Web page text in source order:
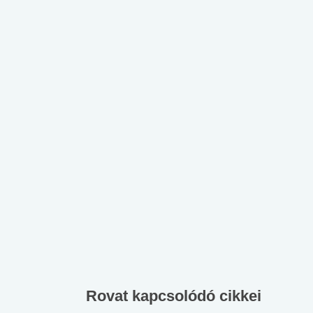
Rovat kapcsolódó cikkei